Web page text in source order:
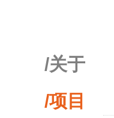
/关于
/项目